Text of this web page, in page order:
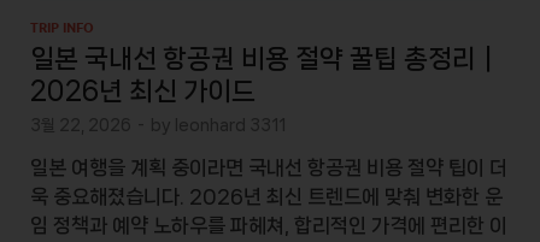
TRIP INFO
일본 국내선 항공권 비용 절약 꿀팁 총정리｜
2026년 최신 가이드
3월 22, 2026 - by leonhard 3311
일본 여행을 계획 중이라면 국내선 항공권 비용 절약 팁이 더
욱 중요해졌습니다. 2026년 최신 트렌드에 맞춰 변화한 운
임 정책과 예약 노하우를 파헤쳐, 합리적인 가격에 편리한 이